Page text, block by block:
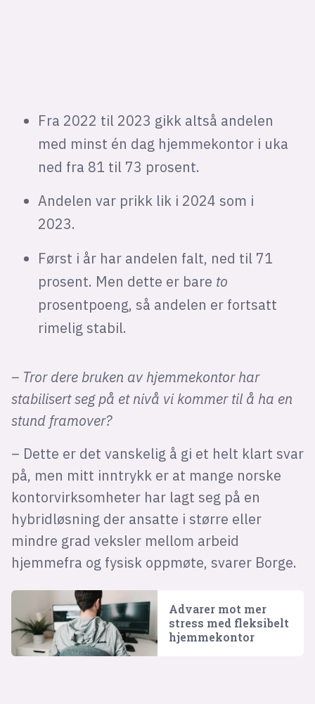
Fra 2022 til 2023 gikk altså andelen
med minst én dag hjemmekontor i uka
ned fra 81 til 73 prosent.
Andelen var prikk lik i 2024 som i
2023.
Først i år har andelen falt, ned til 71
prosent. Men dette er bare to
prosentpoeng, så andelen er fortsatt
rimelig stabil.
– Tror dere bruken av hjemmekontor har
stabilisert seg på et nivå vi kommer til å ha en
stund framover?
– Dette er det vanskelig å gi et helt klart svar
på, men mitt inntrykk er at mange norske
kontorvirksomheter har lagt seg på en
hybridløsning der ansatte i større eller
mindre grad veksler mellom arbeid
hjemmefra og fysisk oppmøte, svarer Borge.
Advarer mot mer
stress med fleksibelt
hjemmekontor